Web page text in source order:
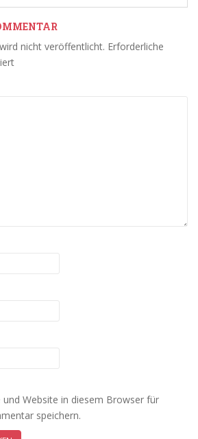
nicht veröffentlicht. Erforderliche
und Website in diesem Browser für
speichern.